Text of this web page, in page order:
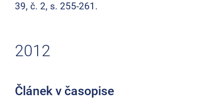
39, č. 2, s. 255-261.
2012
Článek v časopise